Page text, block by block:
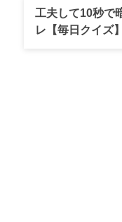
正しいこと？」と
工夫して10秒で
レ【毎日クイズ】